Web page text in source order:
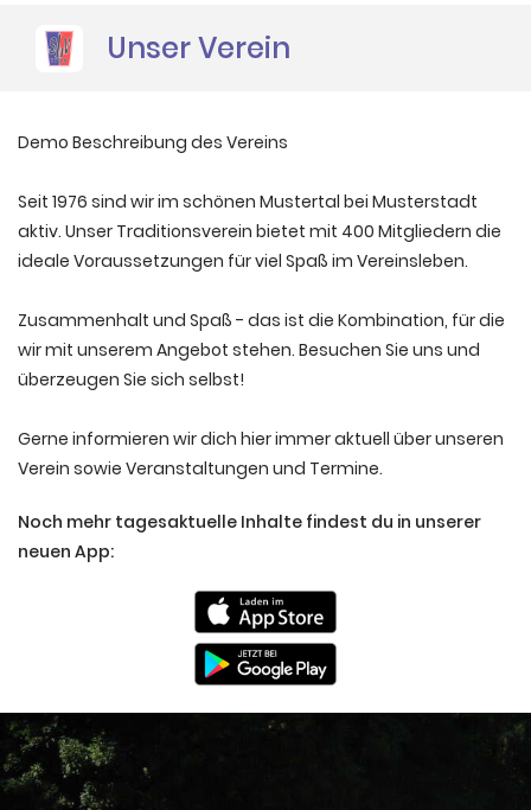
Unser Verein
Demo Beschreibung des Vereins
Seit 1976 sind wir im schönen Mustertal bei Musterstadt
aktiv. Unser Traditionsverein bietet mit 400 Mitgliedern die
ideale Voraussetzungen für viel Spaß im Vereinsleben.
Zusammenhalt und Spaß - das ist die Kombination, für die
wir mit unserem Angebot stehen. Besuchen Sie uns und
überzeugen Sie sich selbst!
Gerne informieren wir dich hier immer aktuell über unseren
Verein sowie Veranstaltungen und Termine.
Noch mehr tagesaktuelle Inhalte findest du in unserer
neuen App: